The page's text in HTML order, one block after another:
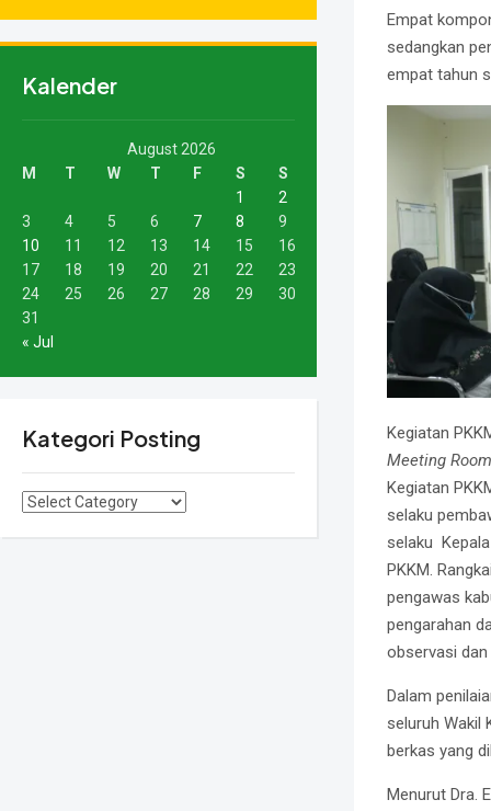
Kalender
August 2026
M
T W T F S
S
1
2
3
4 5 6 7 8
9
10
11 12 13 14 15
16
17
18 19 20 21 22
23
24
25 26 27 28 29
30
31
« Jul
Kategori Posting
Empat
sedangkan
empat tahun
Kegiatan
Meeting
Kegiatan
selaku
selaku
PKKM.
pengawas
pengarahan
observasi
Dalam
seluruh Wakil
berkas yang
Menurut Dra.